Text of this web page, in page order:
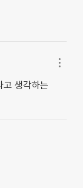
고 생각하는